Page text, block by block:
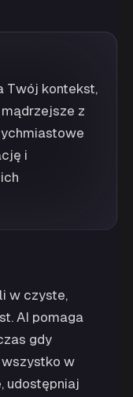
Twój kontekst,
z
i
w czyste,
AI pomaga
gdy
wszystko w
udostępniaj